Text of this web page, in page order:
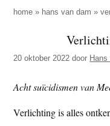
p
z
e
i
i
e
d
z
home » hans van dam »
20 oktober 2022 door Hans
Acht suïcidismen van
Verlichting is alles